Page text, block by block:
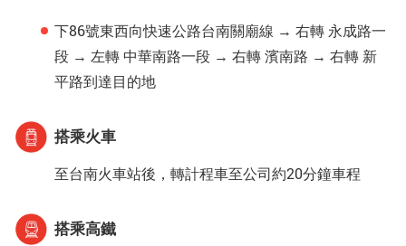
下86號東西向快速公路台南關廟線 → 右轉 永成路一
段 → 左轉 中華南路一段 → 右轉 濱南路 → 右轉 新
平路到達目的地
搭乘火車
至台南火車站後，轉計程車至公司約20分鐘車程
搭乘高鐵